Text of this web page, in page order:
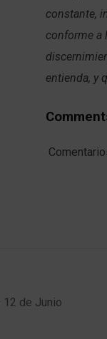
constante,
conforme a
entienda, y
12 de Junio